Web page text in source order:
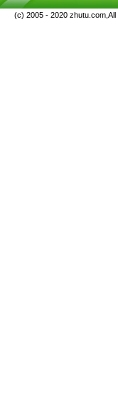
(c) 2005 - 2020